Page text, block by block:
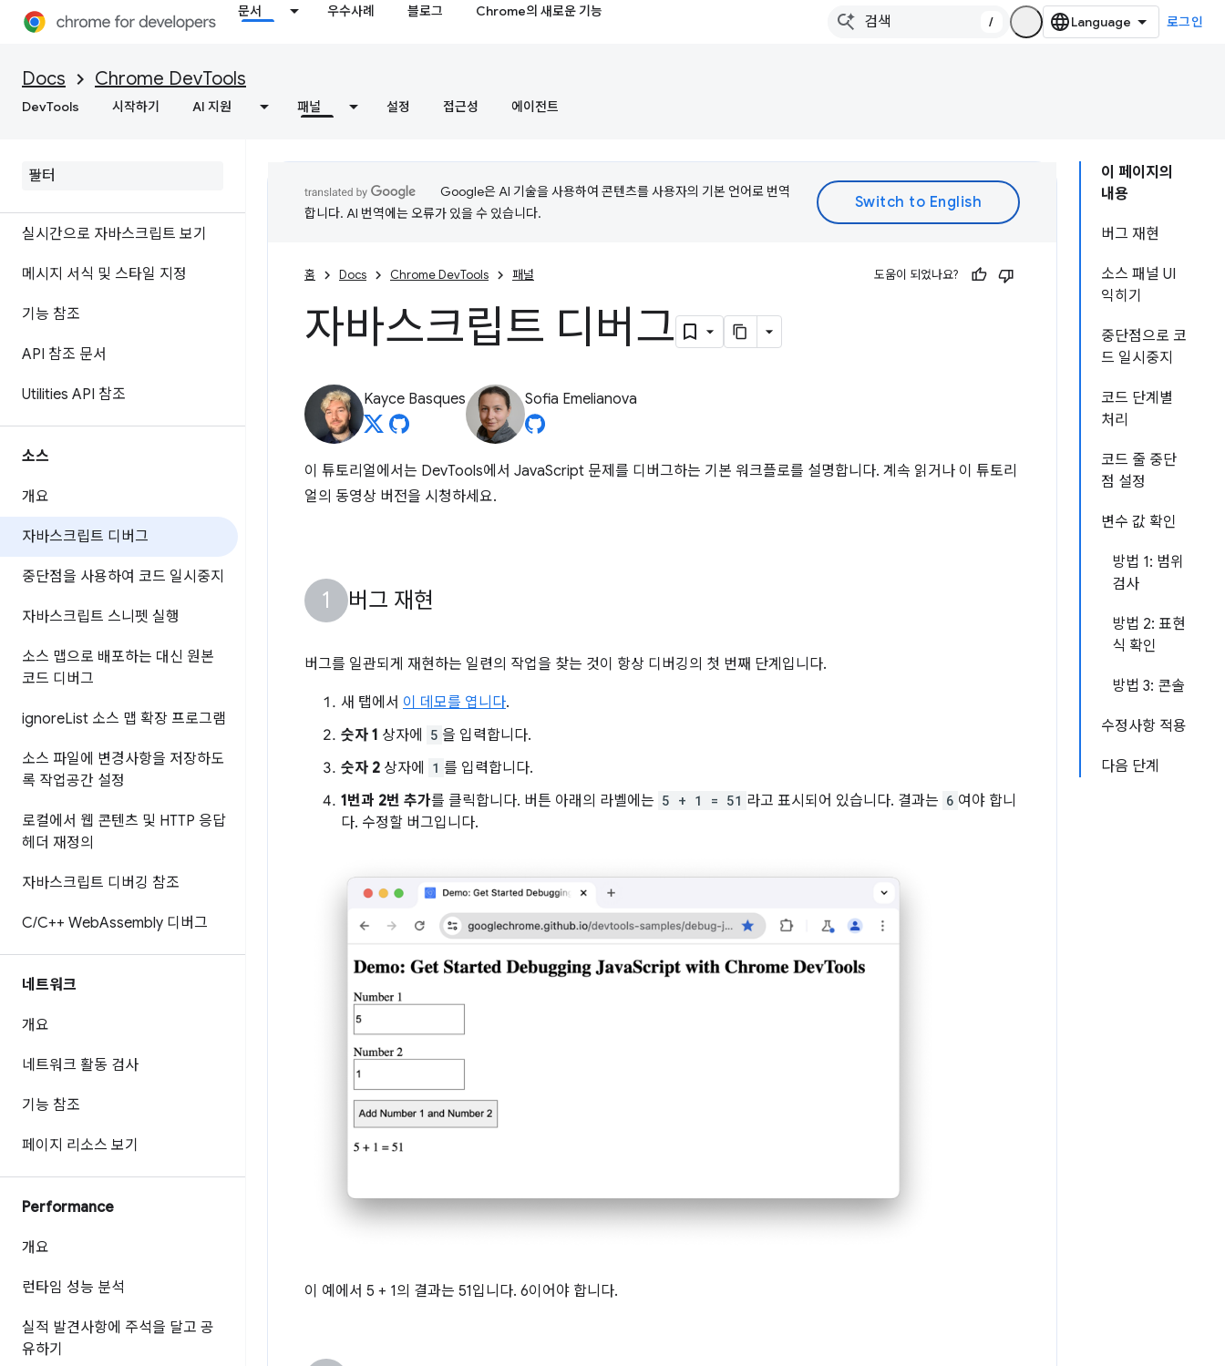
문서 우수사례 블로그 Chrome의 새로운 기능
/ 로그인
Docs Chrome DevTools
DevTools 시작하기 AI 지원 패널 설정 접근성 에이전트
콘솔
콘솔 통계로 오류 및 경고 이해하
기
실시간으로 자바스크립트 보기
메시지 서식 및 스타일 지정
기능 참조
API 참조 문서
Utilities API 참조
소스
개요
자바스크립트 디버그
중단점을 사용하여 코드 일시중지
자바스크립트 스니펫 실행
소스 맵으로 배포하는 대신 원본
코드 디버그
ignoreList 소스 맵 확장 프로그램
소스 파일에 변경사항을 저장하도
록 작업공간 설정
로컬에서 웹 콘텐츠 및 HTTP 응답
헤더 재정의
자바스크립트 디버깅 참조
C/C++ WebAssembly 디버그
네트워크
개요
네트워크 활동 검사
기능 참조
페이지 리소스 보기
Performance
개요
런타임 성능 분석
실적 발견사항에 주석을 달고 공
유하기
이 페이지의
내용
버그 재현
소스 패널 UI
익히기
중단점으로 코
드 일시중지
코드 단계별
처리
코드 줄 중단
점 설정
변수 값 확인
방법 1: 범위
검사
방법 2: 표현
식 확인
방법 3: 콘솔
수정사항 적용
다음 단계
Google은 AI 기술을 사용하여 콘텐츠를 사용자의 기본 언어로 번역
합니다. AI 번역에는 오류가 있을 수 있습니다.
홈 Docs Chrome DevTools 패널 도움이 되었나요?
자바스크립트 디버그
Kayce Basques Sofia Emelianova
이 튜토리얼에서는 DevTools에서 JavaScript 문제를 디버그하는 기본 워크플로를 설명합니다. 계속 읽거나 이 튜토리
얼의 동영상 버전을 시청하세요.
버그 재현
버그를 일관되게 재현하는 일련의 작업을 찾는 것이 항상 디버깅의 첫 번째 단계입니다.
새 탭에서 이 데모를 엽니다.
숫자 1 상자에 5 을 입력합니다.
숫자 2 상자에 1 를 입력합니다.
1번과 2번 추가를 클릭합니다. 버튼 아래의 라벨에는 5 + 1 = 51 라고 표시되어 있습니다. 결과는 6 여야 합니
다. 수정할 버그입니다.
이 예에서 5 + 1의 결과는 51입니다. 6이어야 합니다.